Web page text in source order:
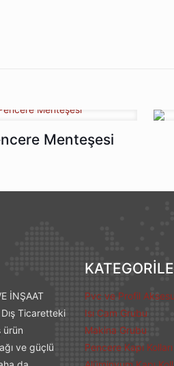
Menteşesi
İNŞAAT
Ticaretteki
ürün
ve güçlü
Pvc ve Profil
Isı Cam Grubu
Makina Grubu
Pencere Kapı Kolları